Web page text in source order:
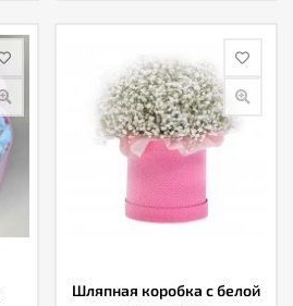
Шляпная коробка с белой